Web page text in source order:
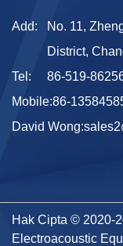
Add:
No. 11,
District,
Tel:
86-519-
Mobile:86-
David Wong:
Hak Cipta © 2020-
Electroacoustic